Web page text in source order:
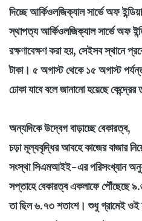
দিচ্ছে আর্কিওলজিক্যাল সার্ভে অফ
স্থাপত্য আর্কিওলজিক্যাল সার্ভে অফ
রক্ষণাবেক্ষণ করা হয়, সেইসব স্থানে
টাকা। ৫ অগাস্ট থেকে ১৫ অগাস্ট
ঢোকা যাবে বলে জানানো হয়েছে
অন্যদিকে উদ্বেগ বাড়াচ্ছে বেকারত্ব,
চড়া মূল্যবৃদ্ধির আবহে কাজের বাজার
সংস্থা সিএমআইই-এর পরিসংখ্যান
সপ্তাহে বেকারত্ব একলাফে পৌঁছেছে
তা ছিল ৬.৭৩ শতাংশ। শুধু গ্রামেই ওই